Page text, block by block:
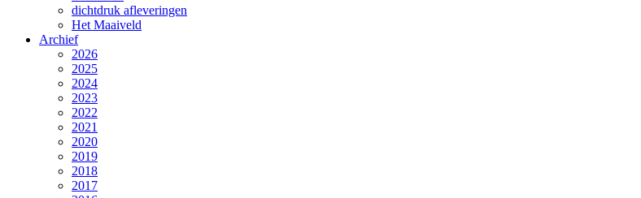
dichtdruk afleveringen
Het Maaiveld
Archief
2026
2025
2024
2023
2022
2021
2020
2019
2018
2017